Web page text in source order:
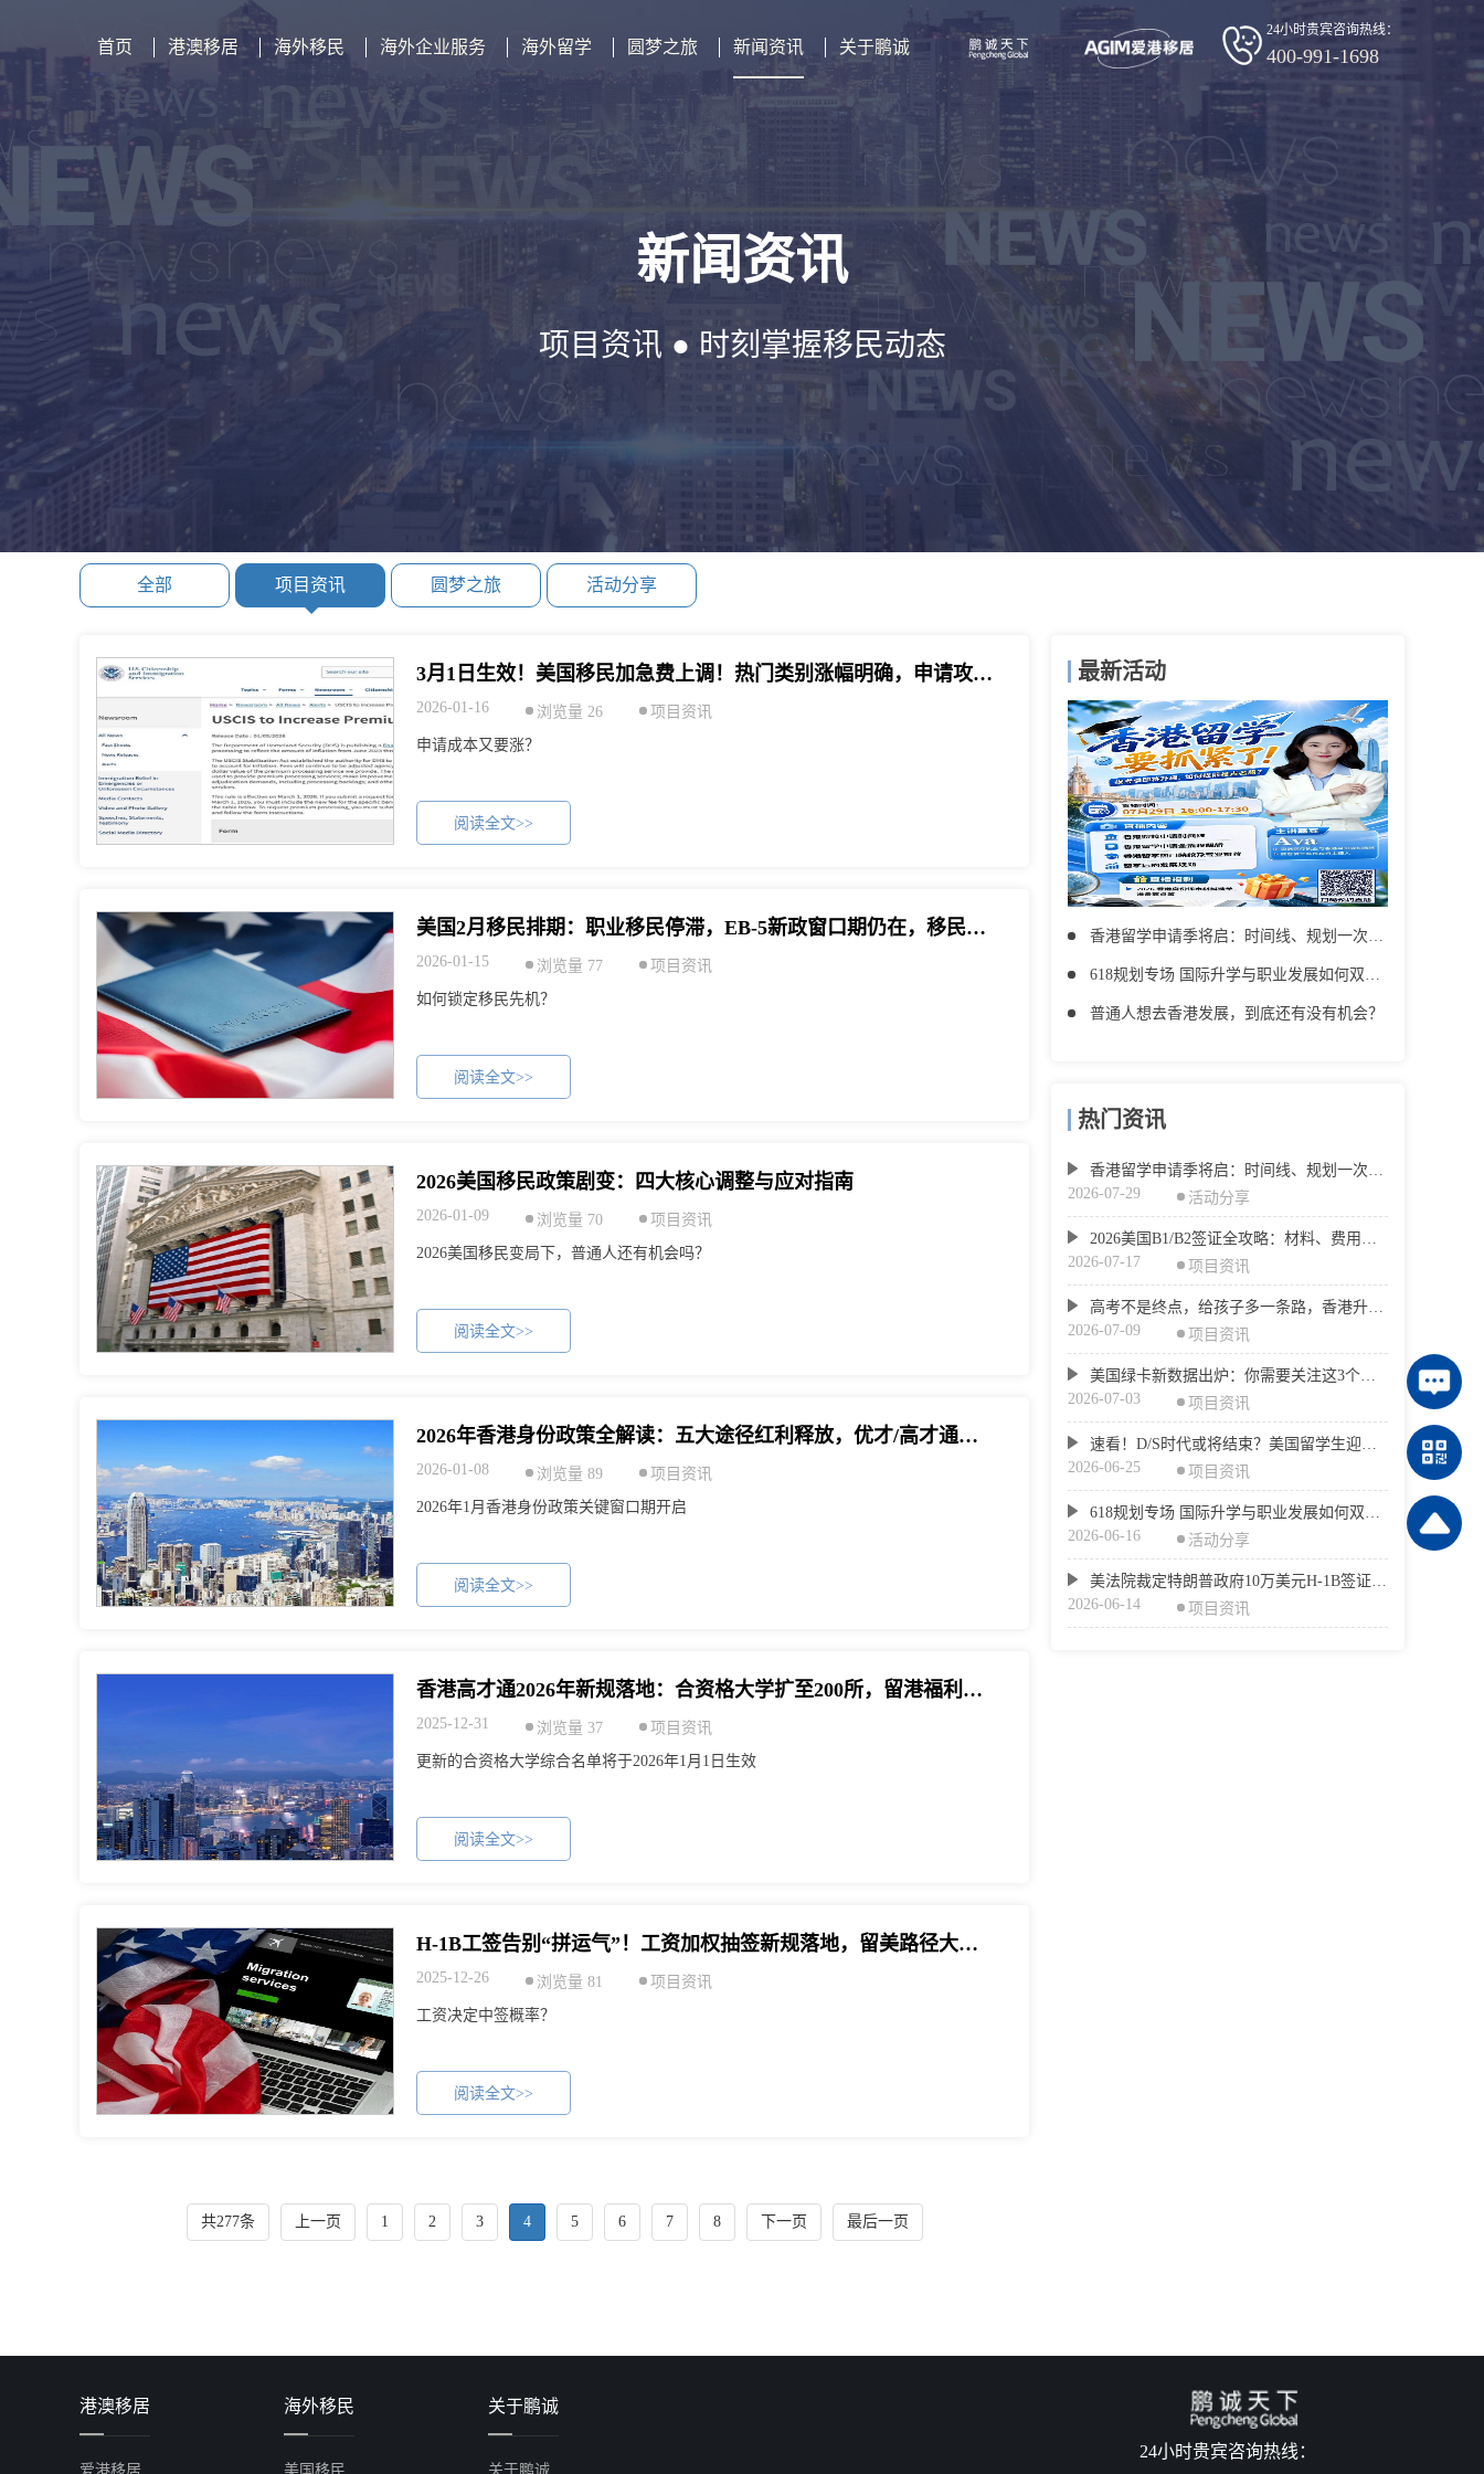
首页 港澳移居 海外移民 海外企业服务 海外留学 圆梦之旅 新闻资讯 关于鹏诚
24小时贵宾咨询热线：
400-991-1698
新闻资讯
项目资讯 ● 时刻掌握移民动态
全部 项目资讯 圆梦之旅 活动分享
3月1日生效！美国移民加急费上调！热门类别涨幅明确，申请攻略看这里
2026-01-16 浏览量 26
项目资讯
申请成本又要涨？
阅读全文>>
美国2月移民排期：职业移民停滞，EB-5新政窗口期仍在，移民者该如何抉择？
2026-01-15 浏览量 77
项目资讯
如何锁定移民先机？
阅读全文>>
2026美国移民政策剧变：四大核心调整与应对指南
2026-01-09 浏览量 70
项目资讯
2026美国移民变局下，普通人还有机会吗？
阅读全文>>
2026年香港身份政策全解读：五大途径红利释放，优才/高才通调整与续签攻略
2026-01-08 浏览量 89
项目资讯
2026年1月香港身份政策关键窗口期开启
阅读全文>>
香港高才通2026年新规落地：合资格大学扩至200所，留港福利再升级
2025-12-31 浏览量 37
项目资讯
更新的合资格大学综合名单将于2026年1月1日生效
阅读全文>>
H-1B工签告别“拼运气”！工资加权抽签新规落地，留美路径大改写！
2025-12-26 浏览量 81
项目资讯
工资决定中签概率？
阅读全文>>
共277条 上一页 1 2 3 4 5 6 7 8 下一页 最后一页
最新活动
香港留学申请季将启：时间线、规划一次讲清
618规划专场 国际升学与职业发展如何双赢？
普通人想去香港发展，到底还有没有机会？
热门资讯
香港留学申请季将启：时间线、规划一次讲清
2026-07-29
活动分享
2026美国B1/B2签证全攻略：材料、费用、面签与拒签避坑
2026-07-17
项目资讯
高考不是终点，给孩子多一条路，香港升学规划该怎么做？
2026-07-09
项目资讯
美国绿卡新数据出炉：你需要关注这3个变化
2026-07-03
项目资讯
速看！D/S时代或将结束？美国留学生迎来身份新挑战
2026-06-25
项目资讯
618规划专场 国际升学与职业发展如何双赢？
2026-06-16
活动分享
美法院裁定特朗普政府10万美元H-1B签证费违法：赴美高技能人才通道迎来重要转折？
2026-06-14
项目资讯
港澳移居
爱港移居
海外移民
美国移民
关于鹏诚
关于鹏诚
24小时贵宾咨询热线：